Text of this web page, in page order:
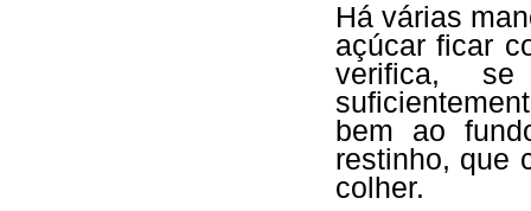
Há várias
açúcar ficar
verifica,
bem ao
restinho, que
colher.